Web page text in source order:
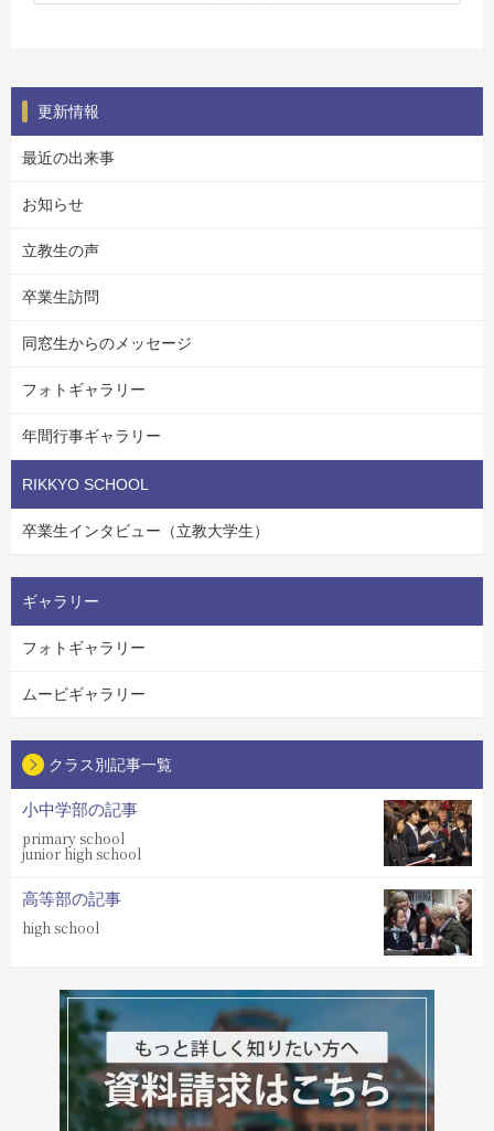
更新情報
最近の出来事
お知らせ
立教生の声
卒業生訪問
同窓生からのメッセージ
フォトギャラリー
年間行事ギャラリー
RIKKYO SCHOOL
卒業生インタビュー（立教大学生）
ギャラリー
フォトギャラリー
ムービギャラリー
クラス別記事一覧
小中学部の記事
primary school
junior high school
高等部の記事
high school